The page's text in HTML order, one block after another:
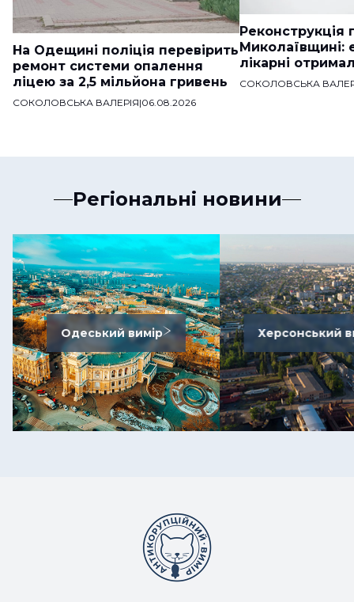
На Одещині поліція перевірить
ремонт системи опалення
ліцею за 2,5 мільйона гривень
СОКОЛОВСЬКА ВАЛЕРІЯ|06.08.2026
Реконструкція
Миколаївщині:
лікарні
СОКОЛОВСЬКА
Регіональні новини
Одеський вимір Херсонський